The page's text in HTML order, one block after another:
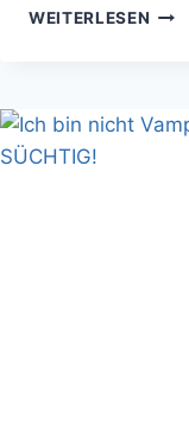
WEITERLESEN DAS
EIN